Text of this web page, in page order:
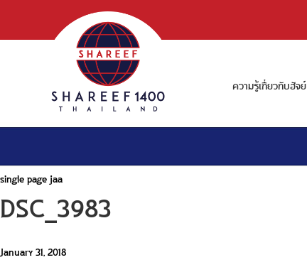
ความรู้เกี่ยวกับฮัจย์
single page jaa
DSC_3983
January 31, 2018